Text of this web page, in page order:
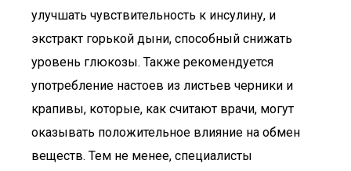
улучшать чувствительность к инсулину, и
экстракт горькой дыни, способный снижать
уровень глюкозы. Также рекомендуется
употребление настоев из листьев черники и
крапивы, которые, как считают врачи, могут
оказывать положительное влияние на обмен
веществ. Тем не менее, специалисты